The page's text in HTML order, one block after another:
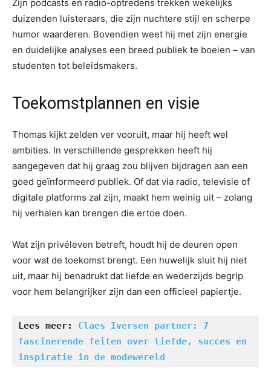
Zijn podcasts en radio-optredens trekken wekelijks
duizenden luisteraars, die zijn nuchtere stijl en scherpe
humor waarderen. Bovendien weet hij met zijn energie
en duidelijke analyses een breed publiek te boeien – van
studenten tot beleidsmakers.
Toekomstplannen en visie
Thomas kijkt zelden ver vooruit, maar hij heeft wel
ambities. In verschillende gesprekken heeft hij
aangegeven dat hij graag zou blijven bijdragen aan een
goed geïnformeerd publiek. Of dat via radio, televisie of
digitale platforms zal zijn, maakt hem weinig uit – zolang
hij verhalen kan brengen die ertoe doen.
Wat zijn privéleven betreft, houdt hij de deuren open
voor wat de toekomst brengt. Een huwelijk sluit hij niet
uit, maar hij benadrukt dat liefde en wederzijds begrip
voor hem belangrijker zijn dan een officieel papiertje.
Lees meer: Claes Iversen partner: 7
fascinerende feiten over liefde, succes en
inspiratie in de modewereld